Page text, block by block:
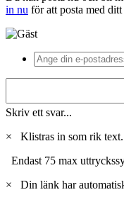
in nu för att posta med
Skriv ett svar...
×
Klistras in som rik
Endast 75 max
×
Din länk har